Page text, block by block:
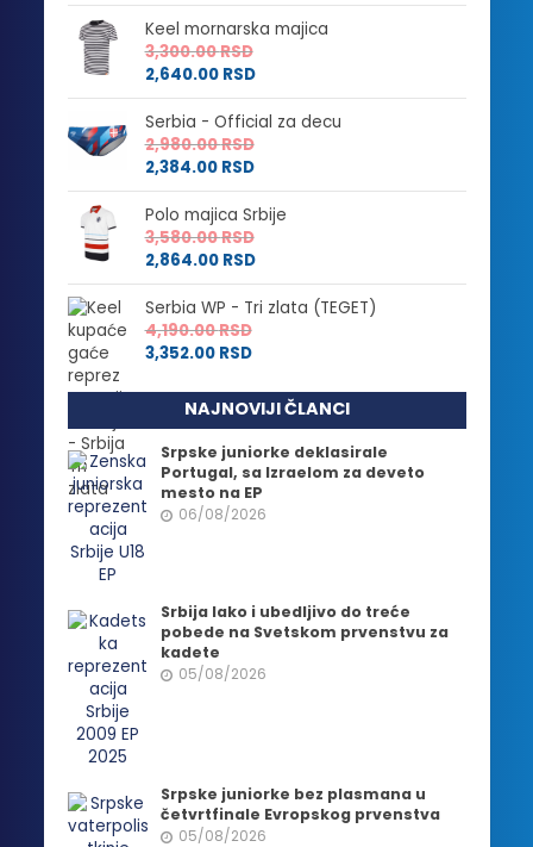
Keel mornarska majica
3,300.00RSD
2,640.00 RSD
Serbia - Official za decu
2,980.00RSD
2,384.00 RSD
Polo majica Srbije
3,580.00RSD
2,864.00 RSD
Serbia WP - Tri zlata (TEGET)
4,190.00RSD
3,352.00 RSD
NAJNOVIJI ČLANCI
Srpske juniorke deklasirale
Portugal, sa Izraelom za deveto
mesto na EP
06/08/2026
Srbija lako i ubedljivo do treće
pobede na Svetskom prvenstvu za
kadete
05/08/2026
Srpske juniorke bez plasmana u
četvrtfinale Evropskog prvenstva
05/08/2026